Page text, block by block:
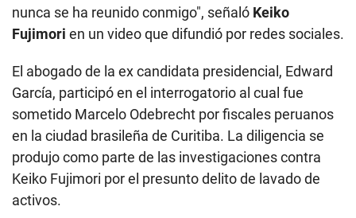
nunca se ha reunido conmigo", señaló Keiko
Fujimori en un video que difundió por redes sociales.
El abogado de la ex candidata presidencial, Edward
García, participó en el interrogatorio al cual fue
sometido Marcelo Odebrecht por fiscales peruanos
en la ciudad brasileña de Curitiba. La diligencia se
produjo como parte de las investigaciones contra
Keiko Fujimori por el presunto delito de lavado de
activos.